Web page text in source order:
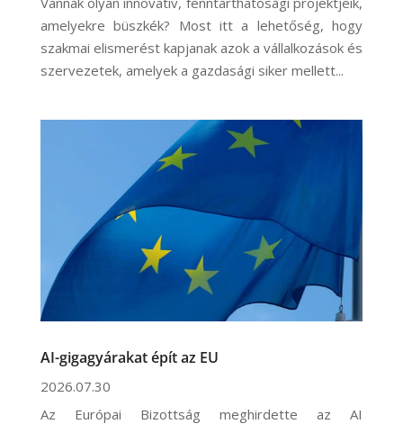
amelyekre büszkék? Most itt a lehetőség, hogy
szakmai elismerést kapjanak azok a vállalkozások és
szervezetek, amelyek a gazdasági siker mellett...
AI-gigagyárakat épít az EU
2026.07.30
Az Európai Bizottság meghirdette az AI